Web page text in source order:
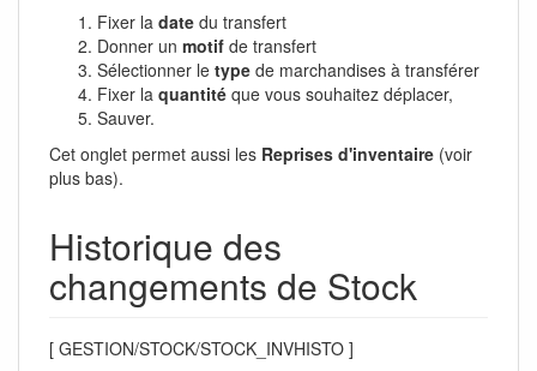
Fixer la date du transfert
Donner un motif de transfert
Sélectionner le type de marchandises à transférer
Fixer la quantité que vous souhaitez déplacer,
Sauver.
Cet onglet permet aussi les Reprises d'inventaire (voir
plus bas).
Historique des
changements de Stock
[ GESTION/STOCK/STOCK_INVHISTO ]